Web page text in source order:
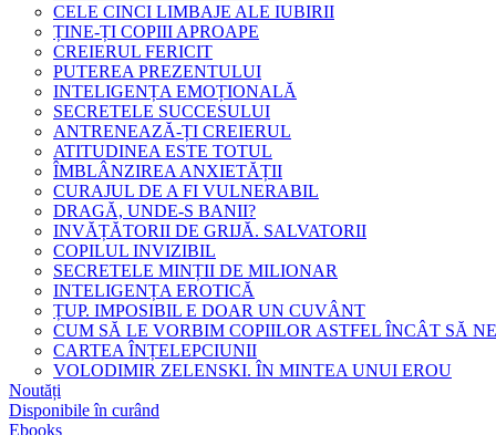
CELE CINCI LIMBAJE ALE IUBIRII
ȚINE-ȚI COPIII APROAPE
CREIERUL FERICIT
PUTEREA PREZENTULUI
INTELIGENȚA EMOȚIONALĂ
SECRETELE SUCCESULUI
ANTRENEAZĂ-ȚI CREIERUL
ATITUDINEA ESTE TOTUL
ÎMBLÂNZIREA ANXIETĂȚII
CURAJUL DE A FI VULNERABIL
DRAGĂ, UNDE-S BANII?
INVĂȚĂTORII DE GRIJĂ. SALVATORII
COPILUL INVIZIBIL
SECRETELE MINȚII DE MILIONAR
INTELIGENȚA EROTICĂ
ȚUP. IMPOSIBIL E DOAR UN CUVÂNT
CUM SĂ LE VORBIM COPIILOR ASTFEL ÎNCÂT SĂ
CARTEA ÎNȚELEPCIUNII
VOLODIMIR ZELENSKI. ÎN MINTEA UNUI EROU
Noutăți
Disponibile în curând
Ebooks